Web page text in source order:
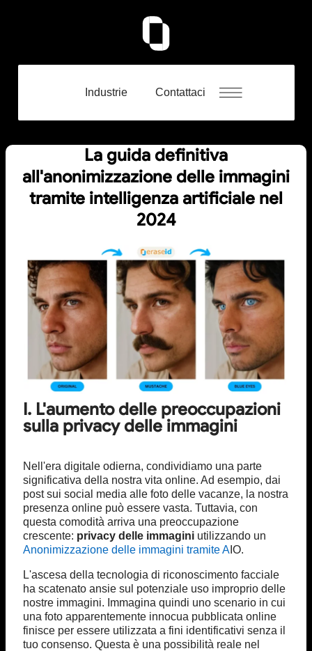
Industrie Contattaci
La guida definitiva
all'anonimizzazione delle immagini
tramite intelligenza artificiale nel
2024
I. L'aumento delle preoccupazioni
sulla privacy delle immagini
Nell'era digitale odierna, condividiamo una parte
significativa della nostra vita online. Ad esempio, dai
post sui social media alle foto delle vacanze, la nostra
presenza online può essere vasta. Tuttavia, con
questa comodità arriva una preoccupazione
crescente: privacy delle immagini utilizzando un
Anonimizzazione delle immagini tramite A IO.
L'ascesa della tecnologia di riconoscimento facciale
ha scatenato ansie sul potenziale uso improprio delle
nostre immagini. Immagina quindi uno scenario in cui
una foto apparentemente innocua pubblicata online
finisce per essere utilizzata a fini identificativi senza il
tuo consenso. Questa è una possibilità reale nel